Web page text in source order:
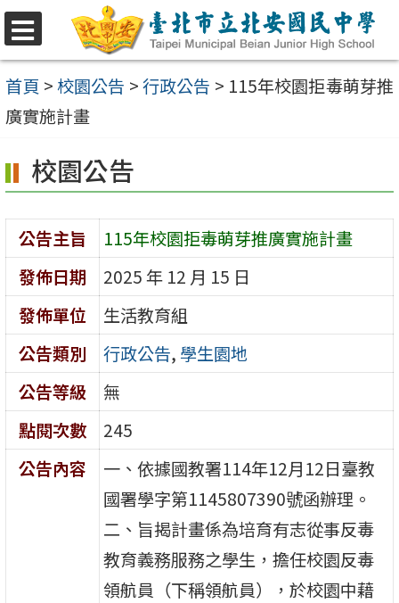
選
單
跳
至
主
要
容
區
首頁 >校園公告 >行政公告 > 115年校園拒毒萌芽推
廣實施計畫
校園公告
公告主旨
115年校園拒毒萌芽推廣實施計畫
發佈日期
2025 年 12 月 15 日
發佈單位
生活教育組
公告類別
行政公告, 學生園地
公告等級
無
點閱次數
245
公告內容
一、依據國教署114年12月12日臺教
國署學字第1145807390號函辦理。
二、旨揭計畫係為培育有志從事反毒
教育義務服務之學生，擔任校園反毒
領航員（下稱領航員），於校園中藉